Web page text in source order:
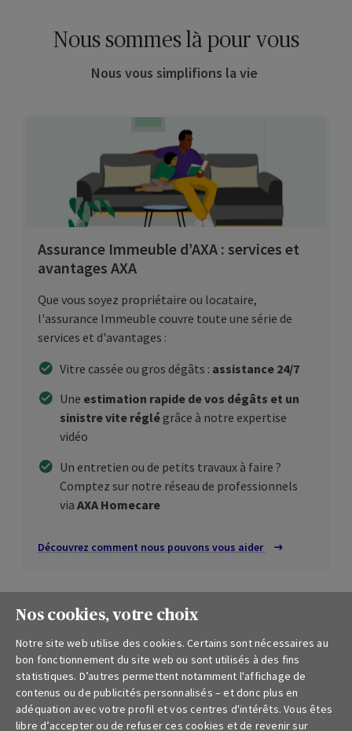
Nous sommes là pour vous
Nous vous simplifions la vie
Assurance Immeuble d’AXA : services et
avantages AXA
Que vous soyez propriétaire ou locataire,
l'assurance Immeuble couvre toute une série de
services et d'avantages :
Vitre cassée ou gros dégâts : assistance 24/7
Une estimation rapide de vos dégâts et un
sinistre vite réglé grâce à notre expertise
vidéo
Un entretien ou de petits travaux à faire ?
Comptez sur notre réseau de professionnels
via AXA Homecare
Découvrez comment nous pouvons vous aider
Vous avez une question ?
Nous sommes à votre écoute ! N’hésitez pas à
utiliser les liens ci-dessous pour nous contacter.
Nous nous engageons à vous répondre dans les
Nos cookies, votre choix
Notre site web utilise des cookies. Certains sont nécessaires au
bon fonctionnement du site web ou sont utilisés à des fins
statistiques. D’autres permettent notamment l'affichage de
contenus ou de publicités personnalisés – et donc plus en
adéquation avec votre profil et vos centres d'intérêts. Vous êtes
libre d’accepter ou de refuser ces cookies et de revenir sur